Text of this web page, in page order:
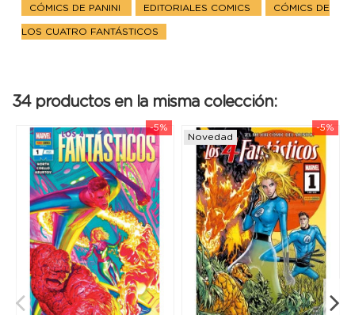
CÓMICS DE PANINI EDITORIALES COMICS CÓMICS DE
LOS CUATRO FANTÁSTICOS
34 productos en la misma colección:
-5%
-5%
Novedad